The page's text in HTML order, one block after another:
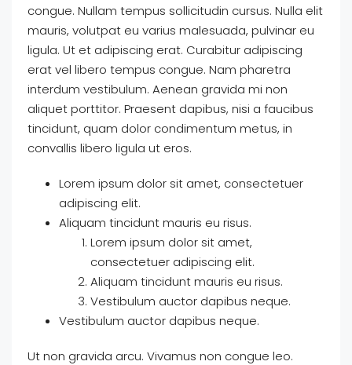
congue. Nullam tempus sollicitudin cursus. Nulla elit
mauris, volutpat eu varius malesuada, pulvinar eu
ligula. Ut et adipiscing erat. Curabitur adipiscing
erat vel libero tempus congue. Nam pharetra
interdum vestibulum. Aenean gravida mi non
aliquet porttitor. Praesent dapibus, nisi a faucibus
tincidunt, quam dolor condimentum metus, in
convallis libero ligula ut eros.
Lorem ipsum dolor sit amet, consectetuer
adipiscing elit.
Aliquam tincidunt mauris eu risus.
Lorem ipsum dolor sit amet,
consectetuer adipiscing elit.
Aliquam tincidunt mauris eu risus.
Vestibulum auctor dapibus neque.
Vestibulum auctor dapibus neque.
Ut non gravida arcu. Vivamus non congue leo.